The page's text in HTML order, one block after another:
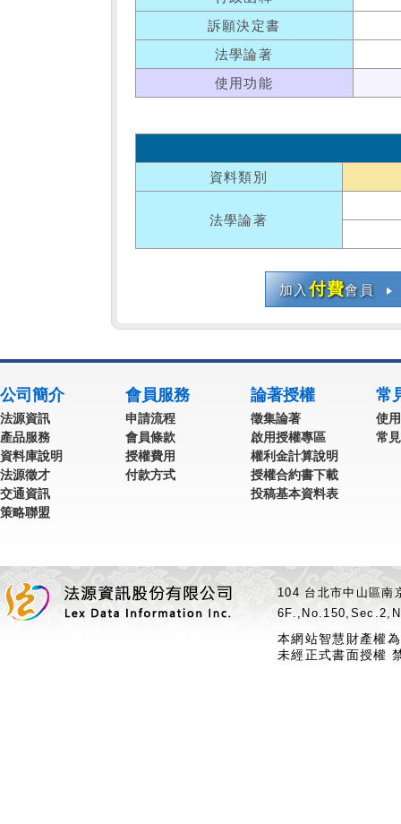
訴願決定書
法學論著
使用功能
資料類別
法學論著
加入付費會員
公司簡介
法源資訊
產品服務
資料庫說明
法源徵才
交通資訊
策略聯盟
會員服務
申請流程
會員條款
授權費用
付款方式
論著授權
徵集論著
啟用授權專區
權利金計算說明
授權合約書下載
投稿基本資料表
常
使
常
104 台北市中山區
本網站智慧財產權
未經正式書面授權